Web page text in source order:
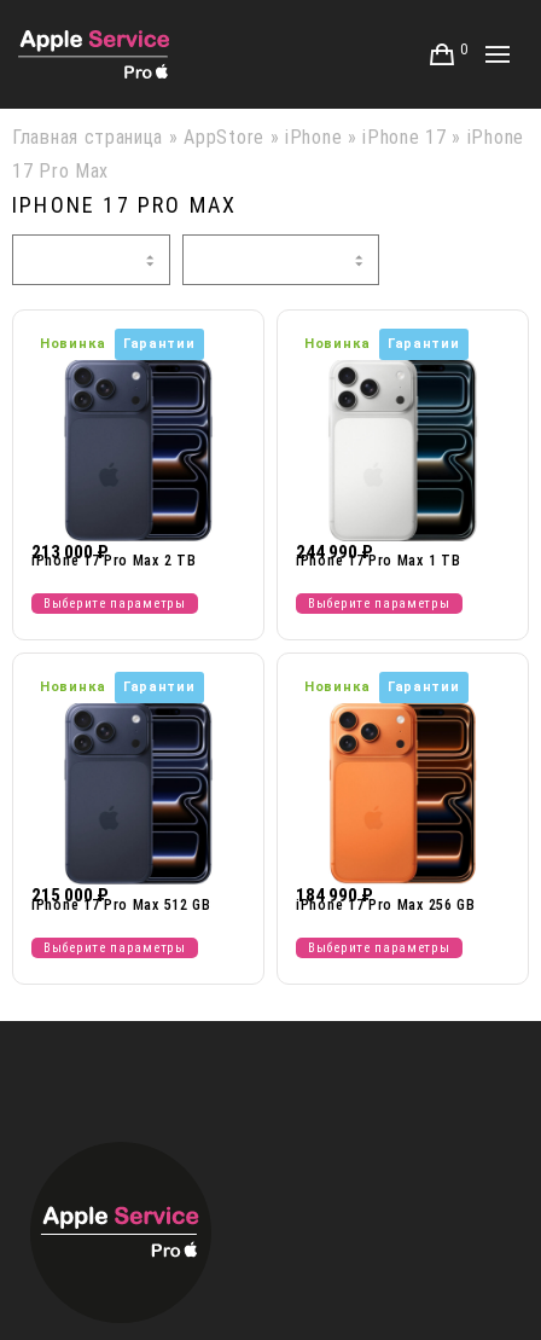
0
Главная страница »AppStore » iPhone » iPhone 17 » iPhone
17 Pro Max
IPHONE 17 PRO MAX
Новинка Гарантии
213 000₽
iPhone 17 Pro Max 2 TB
Выберите параметры
Новинка Гарантии
244 990₽
iPhone 17 Pro Max 1 TB
Выберите параметры
Новинка Гарантии
215 000₽
iPhone 17 Pro Max 512 GB
Выберите параметры
Новинка Гарантии
184 990₽
iPhone 17 Pro Max 256 GB
Выберите параметры